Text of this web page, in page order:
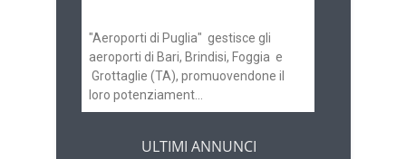
"Aeroporti di Puglia" gestisce gli
aeroporti di Bari, Brindisi, Foggia e
Grottaglie (TA), promuovendone il
loro potenziament...
ULTIMI ANNUNCI